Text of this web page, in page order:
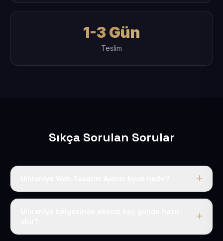
1-3 Gün
Teslim
Sıkça Sorulan Sorular
Tek fiyat uygulanır: yıllık 50 USD + KDV. Bu bedele alan